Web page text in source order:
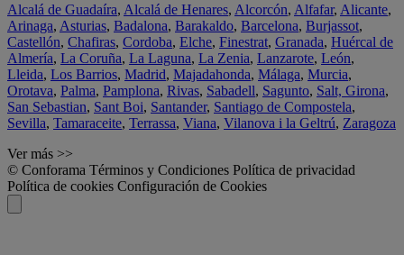
Alcalá de Guadaíra, Alcalá de Henares, Alcorcón, Alfafar, Alicante,
Arinaga, Asturias, Badalona, Barakaldo, Barcelona, Burjassot,
Castellón, Chafiras, Cordoba, Elche, Finestrat, Granada, Huércal de
Almería, La Coruña, La Laguna, La Zenia, Lanzarote, León,
Lleida, Los Barrios, Madrid, Majadahonda, Málaga, Murcia,
Orotava, Palma, Pamplona, Rivas, Sabadell, Sagunto, Salt, Girona,
San Sebastian, Sant Boi, Santander, Santiago de Compostela,
Sevilla, Tamaraceite, Terrassa, Viana, Vilanova i la Geltrú, Zaragoza
Ver más >>
© Conforama Términos y Condiciones Política de privacidad
Política de cookies Configuración de Cookies